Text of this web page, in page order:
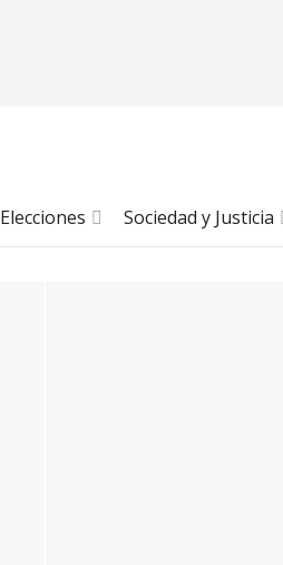
Elecciones Sociedad y Justicia